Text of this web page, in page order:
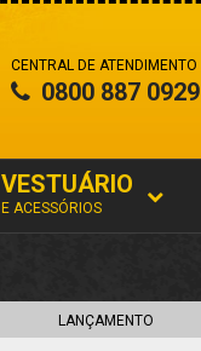
CENTRAL DE ATENDIMENTO
0800 887 0929
VESTUÁRIO
E ACESSÓRIOS
LANÇAMENTO